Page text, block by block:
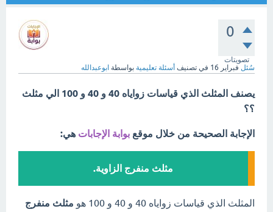
0
تصويتات
سُئل فبراير 16 في تصنيف أسئلة تعليمية بواسطة ابوعبدالله
يصنف المثلث الذي قياسات زواياه 40 و 40 و 100 الي مثلث
؟؟
الإجابة الصحيحة من خلال موقع بوابة الإجابات هي:
مثلث منفرج الزاوية.
المثلث الذي قياسات زواياه 40 و 40 و 100 هو
مثلث منفرج